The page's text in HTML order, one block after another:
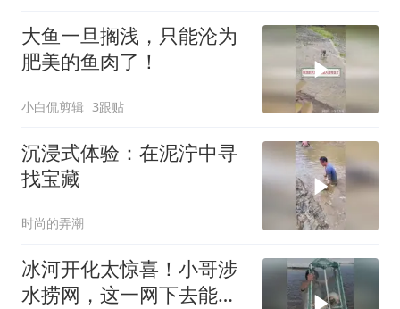
大鱼一旦搁浅，只能沦为
肥美的鱼肉了！
小白侃剪辑 3跟贴
沉浸式体验：在泥泞中寻
找宝藏
时尚的弄潮
冰河开化太惊喜！小哥涉
水捞网，这一网下去能满